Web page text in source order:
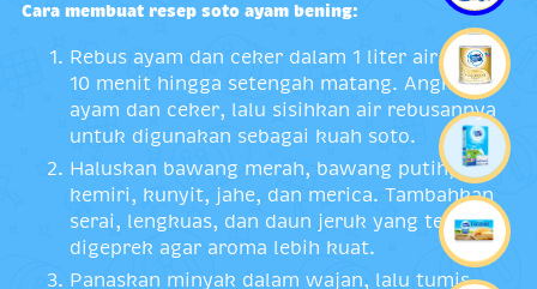
Cara membuat resep soto ayam bening:
Rebus ayam dan ceker dalam 1 liter air selama
10 menit hingga setengah matang. Angkat
ayam dan ceker, lalu sisihkan air rebusannya
untuk digunakan sebagai kuah soto.
Haluskan bawang merah, bawang putih,
kemiri, kunyit, jahe, dan merica. Tambahkan
serai, lengkuas, dan daun jeruk yang telah
digeprek agar aroma lebih kuat.
Panaskan minyak dalam wajan, lalu tumis